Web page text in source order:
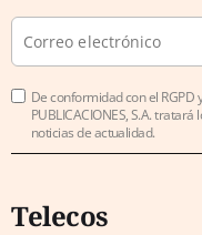
De conformidad con el RGPD
PUBLICACIONES, S.A.
noticias de actualidad.
Telecos